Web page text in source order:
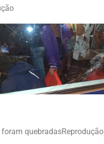
quebradasReprodução